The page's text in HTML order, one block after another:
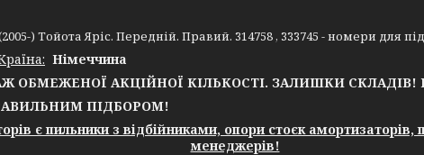
) Тойота Яріс. Передній. Правий. 314758 , 333745 - номери для
Німеччина
ОБМЕЖЕНОЇ АКЦІЙНОЇ КІЛЬКОСТІ. ЗАЛИШКИ СКЛАДІВ!
ПІДБОРОМ!
є пильники з відбійниками, опори стоєк
менеджерів!